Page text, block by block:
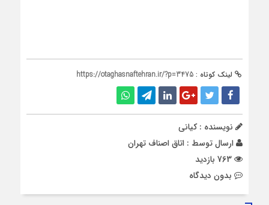
لینک کوتاه : https://otaghasnaftehran.ir/?p=3475
نویسنده : کیانی
ارسال توسط : اتاق اصناف تهران
بدون دیدگاه